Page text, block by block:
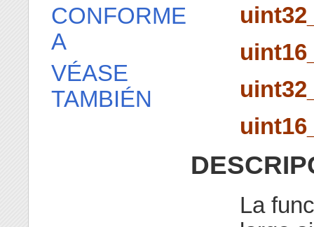
La
CONFORME
A
VÉASE
TAMBIÉN